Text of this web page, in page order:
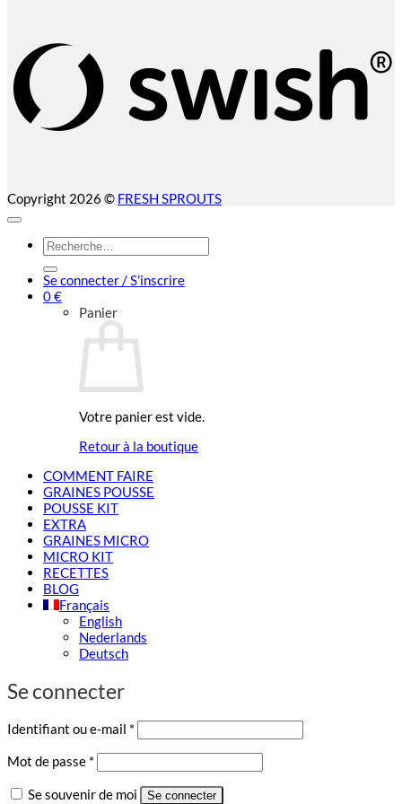
Copyright 2026 © FRESH SPROUTS
Recherche
pour :
Se connecter / S’inscrire
0€
Panier
Votre panier est vide.
Retour à la boutique
COMMENT FAIRE
GRAINES POUSSE
POUSSE KIT
EXTRA
GRAINES MICRO
MICRO KIT
RECETTES
BLOG
Français
English
Nederlands
Deutsch
Se connecter
Identifiant ou e-mail *
Mot de passe *
Se souvenir de moi Se connecter